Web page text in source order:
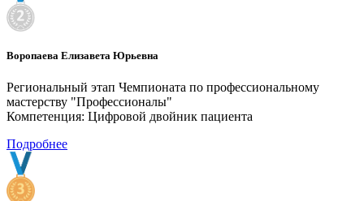
Воропаева Елизавета Юрьевна
Региональный этап Чемпионата по профессиональному
мастерству "Профессионалы"
Компетенция: Цифровой двойник пациента
Подробнее